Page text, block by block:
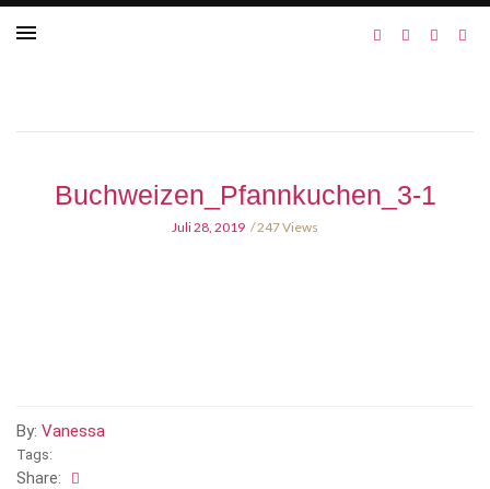
Buchweizen_Pfannkuchen_3-1
Juli 28, 2019 247 Views
By: Vanessa
Tags:
Share: